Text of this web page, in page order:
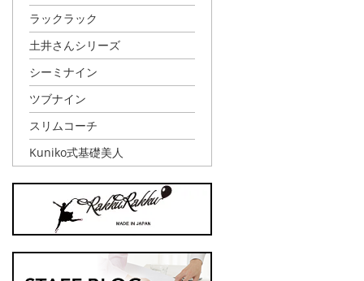
ラックラック
土井さんシリーズ
シーミナイン
ツブナイン
スリムコーチ
Kuniko式基礎美人